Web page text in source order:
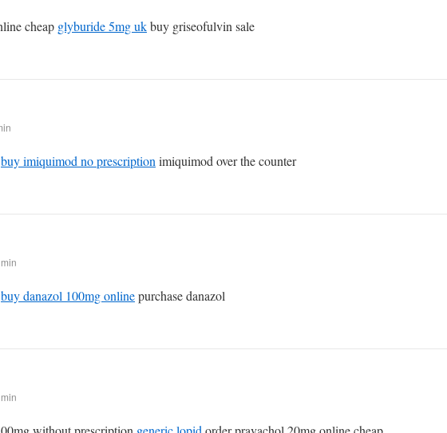
cheap glyburide 5mg ukbuy griseofulvin sale
buy imiquimod no prescription imiquimod over the counter
buy danazol 100mg onlinepurchase danazol